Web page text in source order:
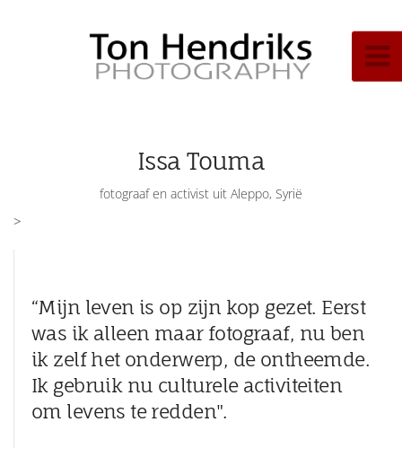
Issa Touma
fotograaf en activist uit Aleppo, Syrië
>
“Mijn leven is op zijn kop gezet. Eerst
was ik alleen maar fotograaf, nu ben
ik zelf het onderwerp, de ontheemde.
Ik gebruik nu culturele activiteiten
om levens te redden".